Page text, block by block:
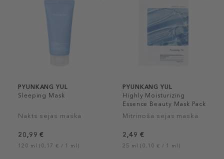
PYUNKANG YUL
Sleeping Mask
Nakts sejas maska
20,99 €
120 ml (0,17 € / 1 ml)
PYUNKANG YUL
Highly Moisturizing
Essence Beauty Mask Pack
Mitrinoša sejas maska
2,49 €
25 ml (0,10 € / 1 ml)